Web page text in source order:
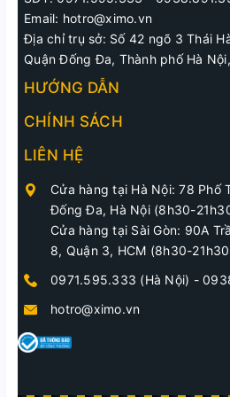
Email: hotro@ximo.vn
Địa chỉ trụ sở: Số 42 ngõ 3 Thái
Quận Đống Đa, Thành phố Hà
HƯỚNG DẪN
CHÍNH SÁCH
LIÊN HỆ
Cửa hàng tại Hà Nội: 78 Phố
Đống Đa, Hà Nội (8h30-
Cửa hàng tại Sài Gòn: 90A
8, Quận 3, HCM (8h30-
0971.595.333 (Hà Nội) -
hotro@ximo.vn